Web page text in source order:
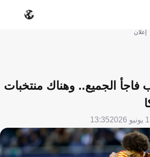
إعلان
فاجأ الجميع.. وهناك منتخبات
2026
13:35